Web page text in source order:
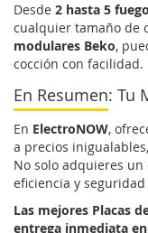
Desde 2 hasta 5
cualquier tamaño de
modulares Beko,
cocción con facilidad.
En Resumen: Tu
En ElectroNOW,
a precios
No solo adquieres
eficiencia y
Las mejores Placas
entrega inmediata